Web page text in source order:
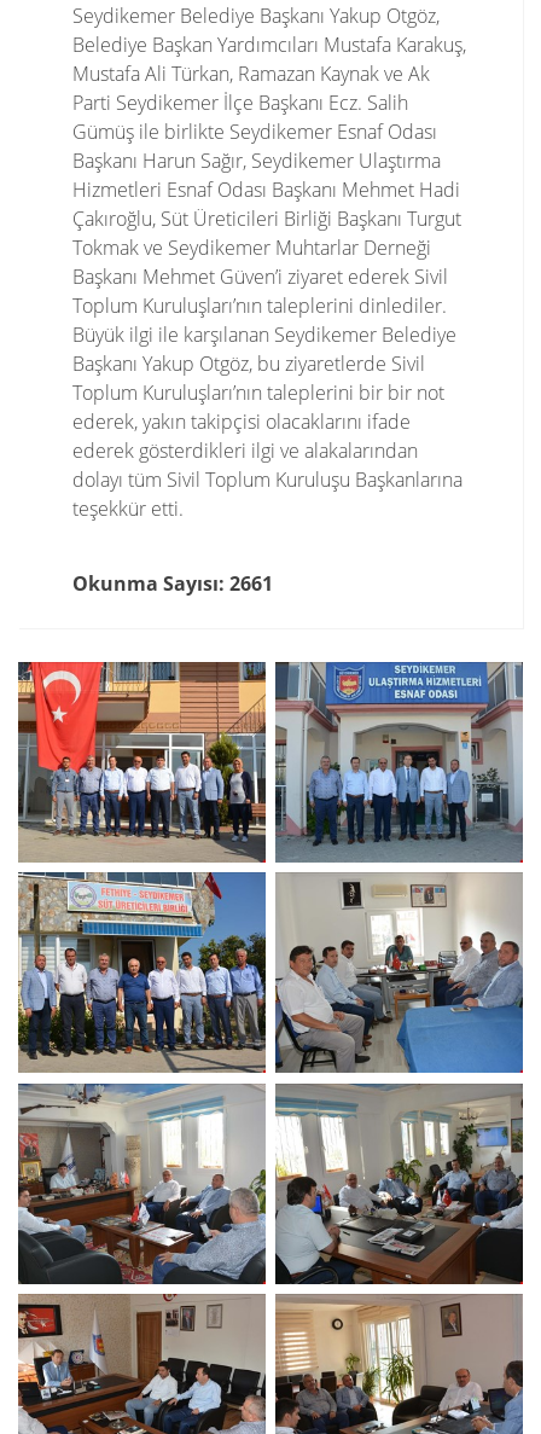
Seydikemer Belediye Başkanı Yakup Otgöz,
Belediye Başkan Yardımcıları Mustafa Karakuş,
Mustafa Ali Türkan, Ramazan Kaynak ve Ak
Parti Seydikemer İlçe Başkanı Ecz. Salih
Gümüş ile birlikte Seydikemer Esnaf Odası
Başkanı Harun Sağır, Seydikemer Ulaştırma
Hizmetleri Esnaf Odası Başkanı Mehmet Hadi
Çakıroğlu, Süt Üreticileri Birliği Başkanı Turgut
Tokmak ve Seydikemer Muhtarlar Derneği
Başkanı Mehmet Güven’i ziyaret ederek Sivil
Toplum Kuruluşları’nın taleplerini dinlediler.
Büyük ilgi ile karşılanan Seydikemer Belediye
Başkanı Yakup Otgöz, bu ziyaretlerde Sivil
Toplum Kuruluşları’nın taleplerini bir bir not
ederek, yakın takipçisi olacaklarını ifade
ederek gösterdikleri ilgi ve alakalarından
dolayı tüm Sivil Toplum Kuruluşu Başkanlarına
teşekkür etti.
Okunma Sayısı: 2661